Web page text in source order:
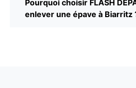
Pourquoi choisir FLASH
enlever une épave à Biarritz